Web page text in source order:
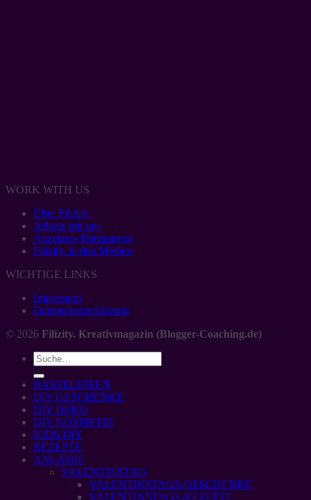
WORK WITH US
Über Filizity.
Arbeite mit uns
Anzeigen-Transparenz
Filizity. in den Medien
WICHTIGE LINKS
Impressum
Datenschutzerklärung
© 2026 Filizity. Kreativmagazin (Blogger-Coaching.de)
BASTELIDEEN
DIY GESCHENKE
DIY DEKO
DIY KOSMETIK
KIDS DIY
REZEPTE
ANLÄSSE
VALENTINSTAG
VALENTINSTAGS-GESCHENKE
VALENTINSTAGS-REZEPTE